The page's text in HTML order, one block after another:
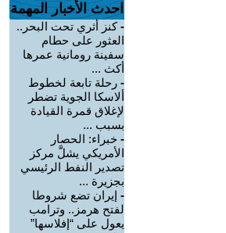
احدث الأخبار المهمة
-كنز أثري تحت البحر..
العثور على حطام
سفينة رومانية عمرها
أكث ...
- رحلة تابعة لخطوط
ألاسكا الجوية تضطر
لإغلاق قمرة القيادة
بسبب ...
- خبراء: الحصار
الأمريكي يشلَّ مركز
تصدير النفط الرئيسي
بجزيرة ...
- إيران تضع شروطا
لفتح هرمز.. وترامب
يعول على “إفلاسها”